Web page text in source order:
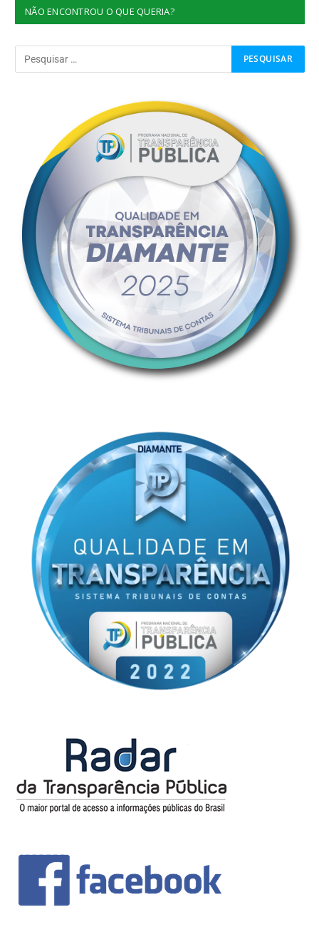
NÃO ENCONTROU O QUE QUERIA?